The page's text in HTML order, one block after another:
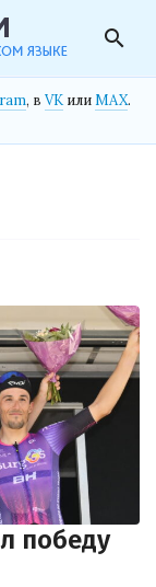
search
, в VK илиMAX.
победу